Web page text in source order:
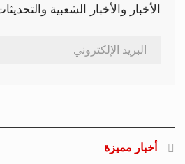
الأخبار والأخبار الشعبية
أخبار مميزة